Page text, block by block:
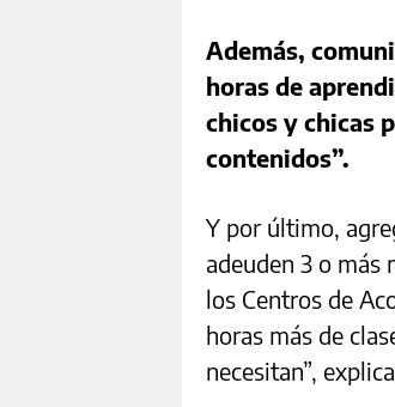
Además,
horas de
chicos y chicas
contenidos”.
Y por último,
adeuden 3 o más
los Centros de
horas más de
necesitan”,